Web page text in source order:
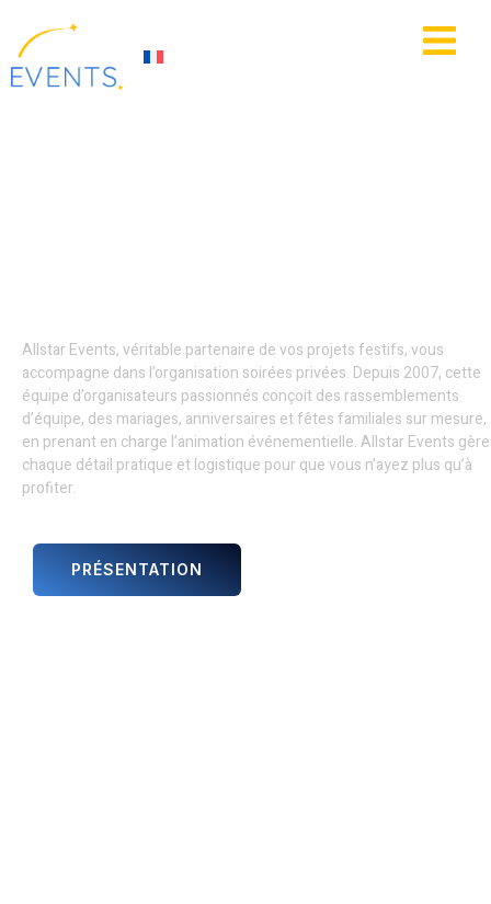
principal
Allstar Events, véritable partenaire de vos projets festifs, vous
accompagne dans l’organisation soirées privées. Depuis 2007, cette
équipe d’organisateurs passionnés conçoit des rassemblements
d’équipe, des mariages, anniversaires et fêtes familiales sur mesure,
en prenant en charge l’animation événementielle. Allstar Events gère
chaque détail pratique et logistique pour que vous n’ayez plus qu’à
profiter.
PRÉSENTATION